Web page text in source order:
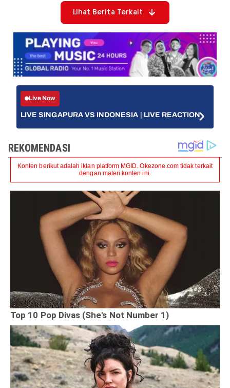
Lihat Berita Terkait
Live Now
LIVE SINGAPURA VS INDONESIA | LIVE REACTION